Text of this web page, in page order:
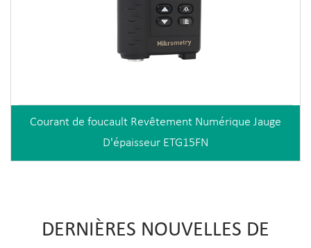
Courant de foucault Revêtement Numérique Jauge
D'épaisseur ETG15FN
DERNIÈRES NOUVELLES DE